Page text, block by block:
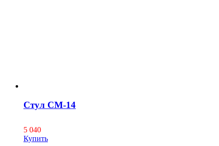
Стул СМ-14
5 040
Купить